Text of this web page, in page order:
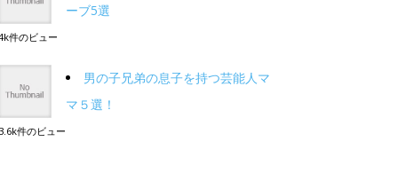
ーブ5選
件のビュー
男の子兄弟の息子を持つ芸能人マ
マ５選！
3.6k件のビュー